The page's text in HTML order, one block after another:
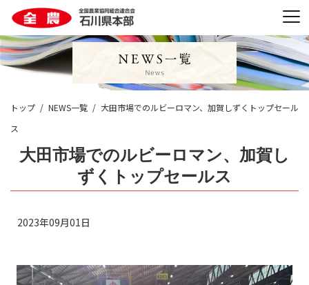
トップ NEWS一覧
大田市場でのルビーロマン、加賀しずくトップセール
ス
大田市場でのルビーロマン、加賀し
ずくトップセールス
2023年09月01日